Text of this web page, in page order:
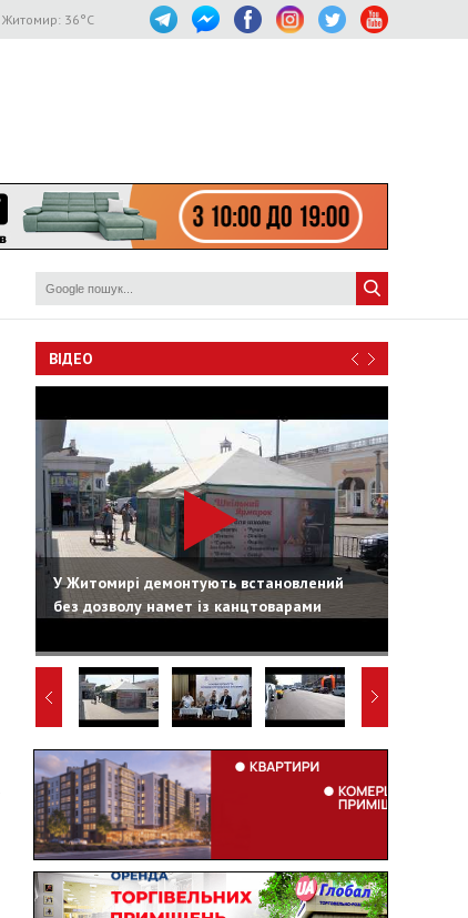
Житомир: 36°C
ВІДЕО
У Житомирі демонтують встановлений
без дозволу намет із канцтоварами